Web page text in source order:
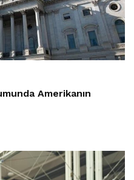
Amerikanın